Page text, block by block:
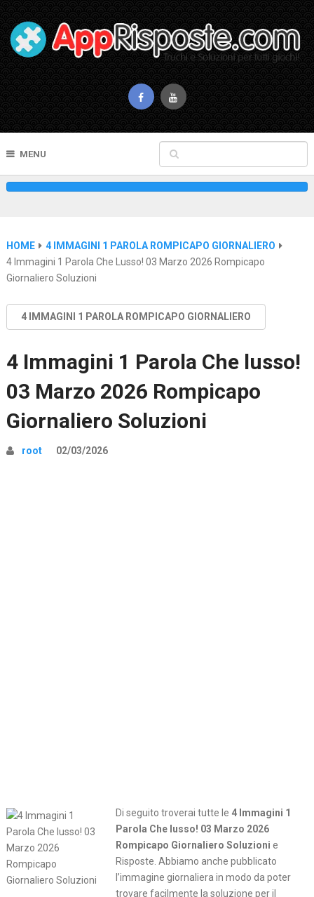
MENU
HOME
4 IMMAGINI 1 PAROLA ROMPICAPO GIORNALIERO
4 Immagini 1 Parola Che Lusso! 03 Marzo 2026 Rompicapo
Giornaliero Soluzioni
4 IMMAGINI 1 PAROLA ROMPICAPO GIORNALIERO
4 Immagini 1 Parola Che lusso!
03 Marzo 2026 Rompicapo
Giornaliero Soluzioni
root 02/03/2026
Di seguito troverai tutte le 4 Immagini 1
Parola Che lusso! 03 Marzo 2026
Rompicapo Giornaliero Soluzioni e
Risposte. Abbiamo anche pubblicato
l’immagine giornaliera in modo da poter
trovare facilmente la soluzione per il